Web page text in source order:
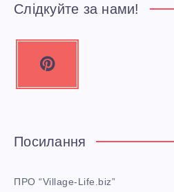
Слідкуйте за нами!
e
e
Посилання
ПРО “Village-Life.biz”